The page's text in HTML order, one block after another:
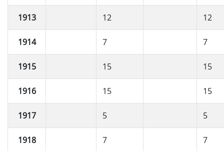
1913 12 12
1914 7 7
1915 15 15
1916 15 15
1917 5 5
1918 7 7